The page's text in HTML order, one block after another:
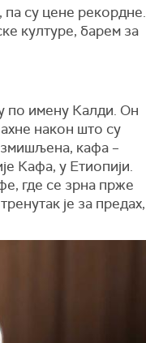
су цене рекордне.
културе, барем за
по имену Калди. Он
након што су
кафа –
Кафа, у Етиопији.
где се зрна прже
је за предах,